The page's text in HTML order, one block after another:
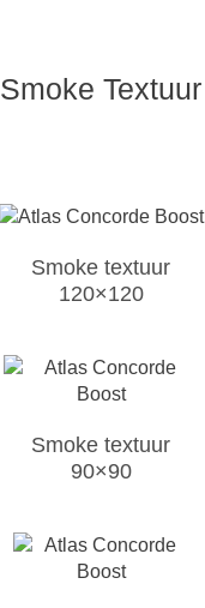
Smoke Textuur
Smoke textuur
120×120
Smoke textuur
90×90